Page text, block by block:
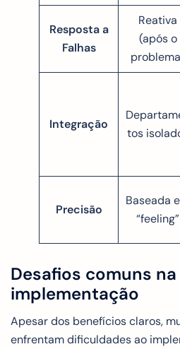
Resposta a
Falhas
Reativa
(após o
Integração
tos
Precisão
Baseada
“feeling”
Desafios comuns na
implementação
Apesar dos benefícios claros,
enfrentam dificuldades ao